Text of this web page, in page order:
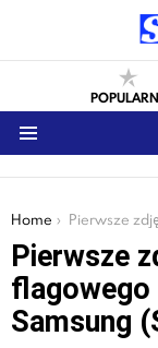
You are here:
Home Pierwsze zdjęcia prasowe flagowego telefonu z klapką od
Pierwsze
flagowego
Samsung